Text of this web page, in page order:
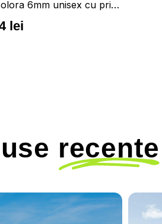
6mm unisex cu print
si proprietati anti
4F
lei
recente